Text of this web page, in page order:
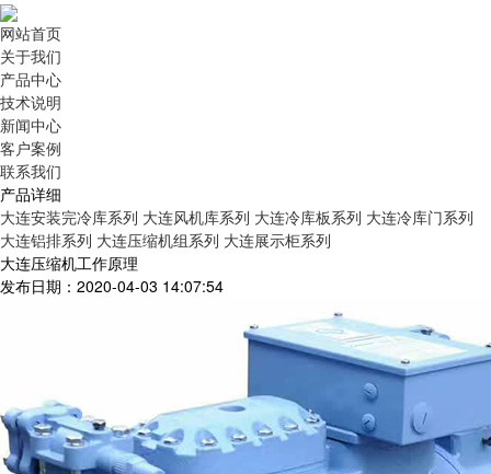
网站首页
关于我们
产品中心
技术说明
新闻中心
客户案例
联系我们
产品详细
大连安装完冷库系列 大连风机库系列 大连冷库板系列 大连冷库门系列
大连铝排系列 大连压缩机组系列 大连展示柜系列
大连压缩机工作原理
发布日期：2020-04-03 14:07:54